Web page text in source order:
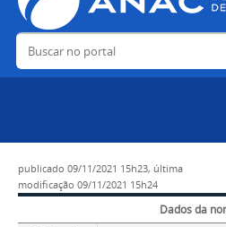
Buscar no portal
publicado 09/11/2021 15h23, última
modificação 09/11/2021 15h24
Dados da